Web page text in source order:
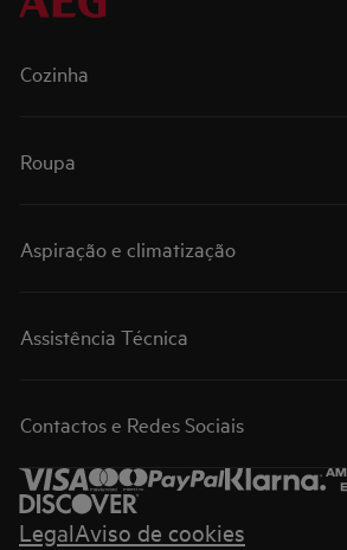
Cozinha
Roupa
Aspiração e climatização
Assistência Técnica
Contactos e Redes Sociais
LegalAviso de cookies